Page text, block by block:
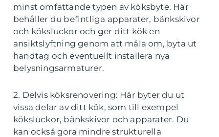
minst omfattande typen av köksbyte. Här
behåller du befintliga apparater, bänkskivor
och köksluckor och ger ditt kök en
ansiktslyftning genom att måla om, byta ut
handtag och eventuellt installera nya
belysningsarmaturer.
2. Delvis köksrenovering: Här byter du ut
vissa delar av ditt kök, som till exempel
köksluckor, bänkskivor och apparater. Du
kan också göra mindre strukturella